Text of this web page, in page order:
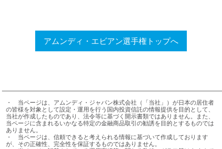
アムンディ・エビアン選手権トップへ
・	当ページは、アムンディ・ジャパン株式会社（「当社」）が日本の居住者
の皆様を対象として設定・運用を行う国内投資信託の情報提供を目的として、
当社が作成したものであり、法令等に基づく開示書類ではありません。また、
当ページに含まれるいかなる特定の金融商品取引の勧誘を目的とするものでは
ありません。
・	当ページは、信頼できると考えられる情報に基づいて作成しております
が、その正確性、完全性を保証するものではありません。